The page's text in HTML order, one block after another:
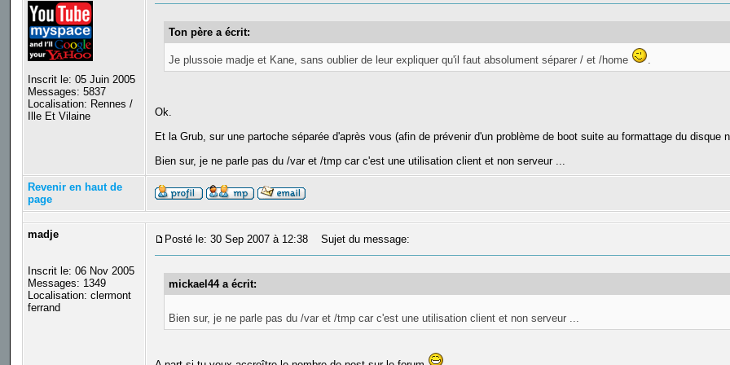
Inscrit le: 05 Juin 2005
Messages: 5837
Localisation: Rennes /
Ille Et Vilaine
Ton père a écrit:
Je plussoie madje et Kane, sans oublier de leur expliquer qu'il faut absolument séparer / et /home .
Ok.
Et la Grub, sur une partoche séparée d'après vous (afin de prévenir d'un problème de boot suite au formattage du disque
Bien sur, je ne parle pas du /var et /tmp car c'est une utilisation client et non serveur ...
Revenir en haut de
page
madje
Inscrit le: 06 Nov 2005
Messages: 1349
Localisation: clermont
ferrand
Posté le: 30 Sep 2007 à 12:38 Sujet du message:
mickael44 a écrit:
Bien sur, je ne parle pas du /var et /tmp car c'est une utilisation client et non serveur ...